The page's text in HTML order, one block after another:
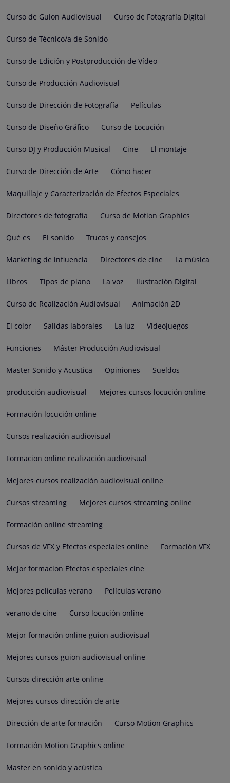
Curso de Guion Audiovisual Curso de Fotografía Digital
Curso de Técnico/a de Sonido
Curso de Edición y Postproducción de Vídeo
Curso de Producción Audiovisual
Curso de Dirección de Fotografía Películas
Curso de Diseño Gráfico Curso de Locución
Curso DJ y Producción Musical Cine El montaje
Curso de Dirección de Arte Cómo hacer
Maquillaje y Caracterización de Efectos Especiales
Directores de fotografía Curso de Motion Graphics
Qué es El sonido Trucos y consejos
Marketing de influencia Directores de cine La música
Libros Tipos de plano La voz Ilustración Digital
Curso de Realización Audiovisual Animación 2D
El color Salidas laborales La luz Videojuegos
Funciones Máster Producción Audiovisual
Master Sonido y Acustica Opiniones Sueldos
producción audiovisual Mejores cursos locución online
Formación locución online
Cursos realización audiovisual
Formacion online realización audiovisual
Mejores cursos realización audiovisual online
Cursos streaming Mejores cursos streaming online
Formación online streaming
Cursos de VFX y Efectos especiales online Formación VFX
Mejor formacion Efectos especiales cine
Mejores películas verano Películas verano
verano de cine Curso locución online
Mejor formación online guion audiovisual
Mejores cursos guion audiovisual online
Cursos dirección arte online
Mejores cursos dirección de arte
Dirección de arte formación Curso Motion Graphics
Formación Motion Graphics online
Master en sonido y acústica